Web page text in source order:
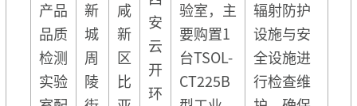
产品
品质
检测
实验
新
城
周
陵
咸
新
区
比
安
云
开
环
验室，主
要购置1
台TSOL-
CT225B
辐射防护
设施与安
全设施进
行检查维